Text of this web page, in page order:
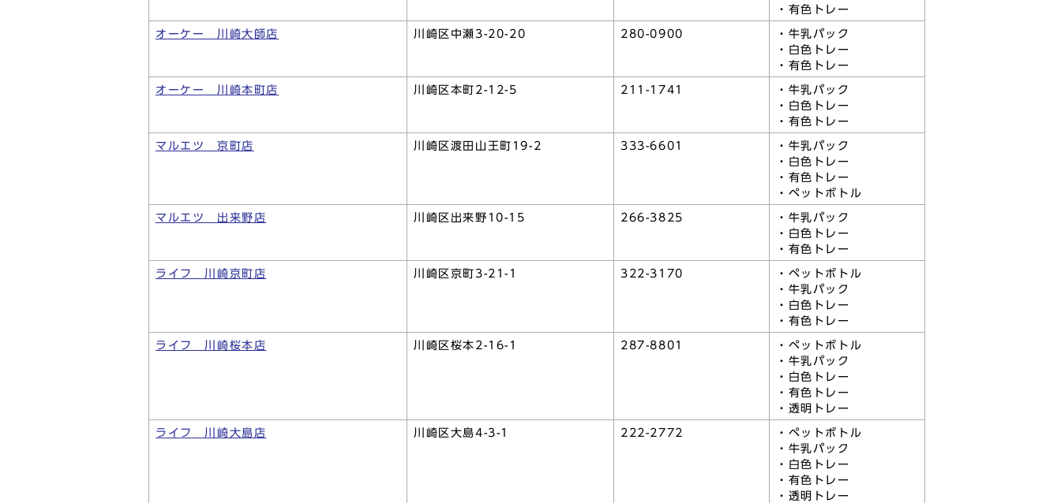
・有色トレー
オーケー 川崎大師店 川崎区中瀬3-20-20 280-0900
・牛乳パック
・白色トレー
・有色トレー
オーケー 川崎本町店 川崎区本町2-12-5 211-1741
・牛乳パック
・白色トレー
・有色トレー
マルエツ 京町店 川崎区渡田山王町19-2 333-6601
・牛乳パック
・白色トレー
・有色トレー
・ペットボトル
マルエツ 出来野店 川崎区出来野10-15 266-3825
・牛乳パック
・白色トレー
・有色トレー
ライフ 川崎京町店 川崎区京町3-21-1 322-3170
・ペットボトル
・牛乳パック
・白色トレー
・有色トレー
ライフ 川崎桜本店 川崎区桜本2-16-1 287-8801
・ペットボトル
・牛乳パック
・白色トレー
・有色トレー
・透明トレー
ライフ 川崎大島店 川崎区大島4-3-1 222-2772
・ペットボトル
・牛乳パック
・白色トレー
・有色トレー
・透明トレー